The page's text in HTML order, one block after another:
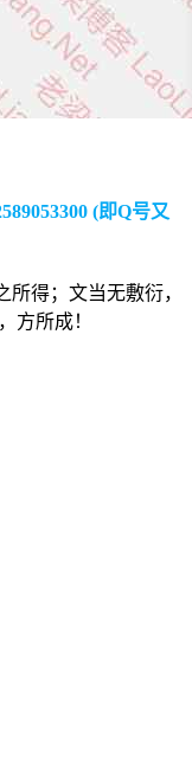
(即Q号又
得；文当无敷衍，
方所成！